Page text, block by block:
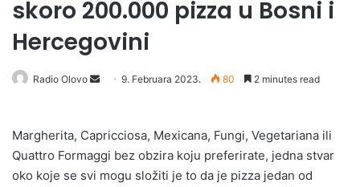
skoro 200.000 pizza u Bosni i
Hercegovini
Radio Olovo
Send9. Februara 2023. 80 2 minutes read
Margherita, Capricciosa, Mexicana, Fungi, Vegetariana ili
Quattro Formaggi bez obzira koju preferirate, jedna stvar
oko koje se svi mogu složiti je to da je pizza jedan od